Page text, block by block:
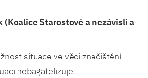
(Koalice Starostové a nezávislí a
situace ve věci znečištění
nebagatelizuje.